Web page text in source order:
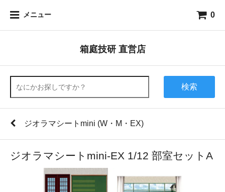
メニュー 0
箱庭技研 直営店
検索
ジオラマシートmini (W・M・EX)
ジオラマシートmini-EX 1/12 部室セットA